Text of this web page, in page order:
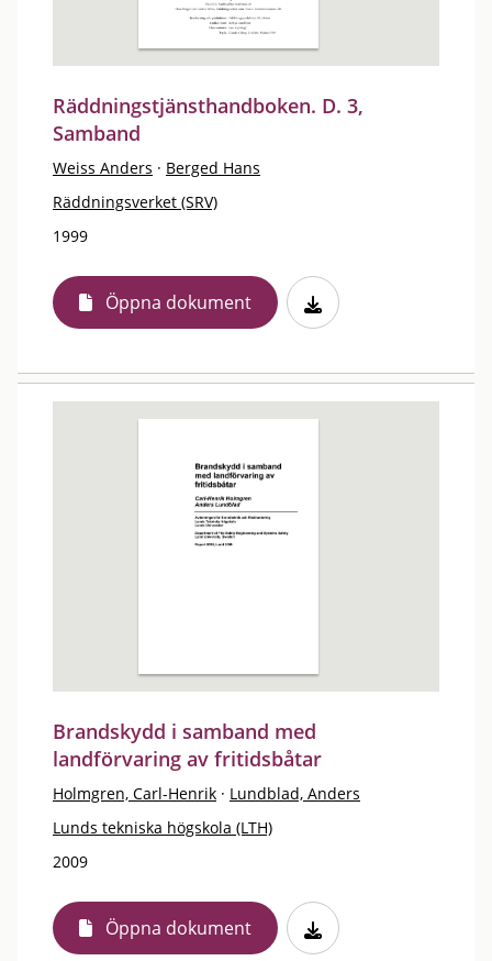
Räddningstjänsthandboken. D. 3,
Samband
Weiss Anders · Berged Hans
Räddningsverket (SRV)
1999
Öppna dokument
Brandskydd i samband med
landförvaring av fritidsbåtar
Holmgren, Carl-Henrik · Lundblad, Anders
Lunds tekniska högskola (LTH)
2009
Öppna dokument